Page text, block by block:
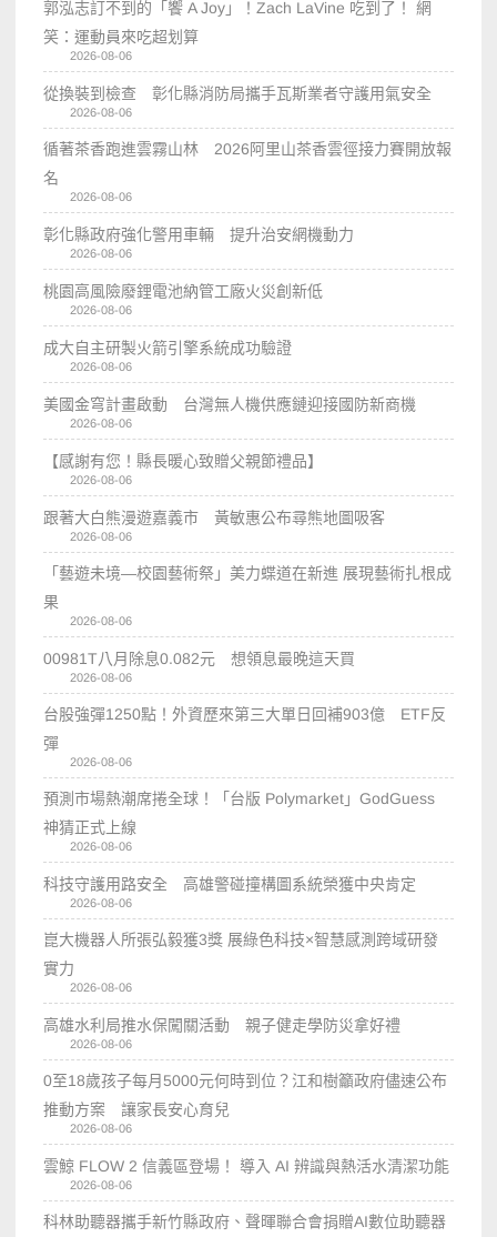
郭泓志訂不到的「饗 A Joy」！Zach LaVine 吃到了！ 網
笑：運動員來吃超划算
2026-08-06
從換裝到檢查 彰化縣消防局攜手瓦斯業者守護用氣安全
2026-08-06
循著茶香跑進雲霧山林 2026阿里山茶香雲徑接力賽開放報
名
2026-08-06
彰化縣政府強化警用車輛 提升治安網機動力
2026-08-06
桃園高風險廢鋰電池納管工廠火災創新低
2026-08-06
成大自主研製火箭引擎系統成功驗證
2026-08-06
美國金穹計畫啟動 台灣無人機供應鏈迎接國防新商機
2026-08-06
【感謝有您！縣長暖心致贈父親節禮品】
2026-08-06
跟著大白熊漫遊嘉義市 黃敏惠公布尋熊地圖吸客
2026-08-06
「藝遊未境—校園藝術祭」美力蝶道在新進 展現藝術扎根成
果
2026-08-06
00981T八月除息0.082元 想領息最晚這天買
2026-08-06
台股強彈1250點！外資歷來第三大單日回補903億 ETF反
彈
2026-08-06
預測市場熱潮席捲全球！「台版 Polymarket」GodGuess
神猜正式上線
2026-08-06
科技守護用路安全 高雄警碰撞構圖系統榮獲中央肯定
2026-08-06
崑大機器人所張弘毅獲3獎 展綠色科技×智慧感測跨域研發
實力
2026-08-06
高雄水利局推水保闖關活動 親子健走學防災拿好禮
2026-08-06
0至18歲孩子每月5000元何時到位？江和樹籲政府儘速公布
推動方案 讓家長安心育兒
2026-08-06
雲鯨 FLOW 2 信義區登場！ 導入 AI 辨識與熱活水清潔功能
2026-08-06
科林助聽器攜手新竹縣政府、聲暉聯合會捐贈AI數位助聽器